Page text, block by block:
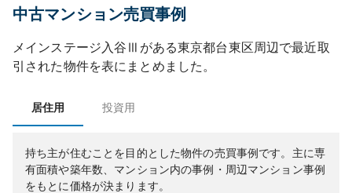
中古マンション売買事例
メインステージ入谷Ⅲ がある東京都台東区周辺で最近取
引された物件を表にまとめました。
居住用 投資用
持ち主が住むことを目的とした物件の売買事例です。 主に専
有面積や築年数、マンション内の事例・周辺マンション事例
をもとに価格が決まります。